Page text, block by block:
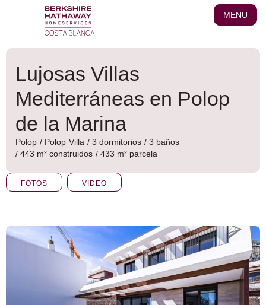
MENU
Lujosas Villas
Mediterráneas en Polop
de la Marina
Polop / Polop Villa / 3 dormitorios / 3 baños
/ 443 m² construidos / 433 m² parcela
FOTOS VIDEO